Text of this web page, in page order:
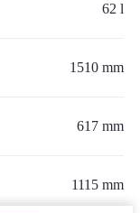
62 l
1510 mm
617 mm
1115 mm